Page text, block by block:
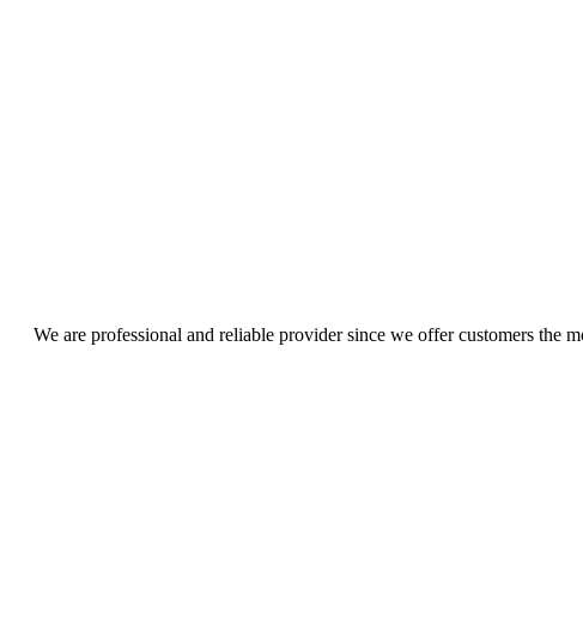
We are professional and reliable provider since we offer customers the